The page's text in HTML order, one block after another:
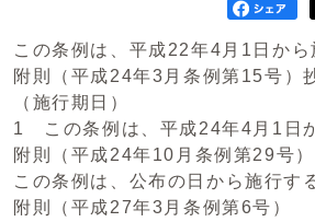
この条例は、平成22年4月1日から
附則（平成24年3月条例第15号）
（施行期日）
1 この条例は、平成24年4月1日
附則（平成24年10月条例第29号）
この条例は、公布の日から施行す
附則（平成27年3月条例第6号）